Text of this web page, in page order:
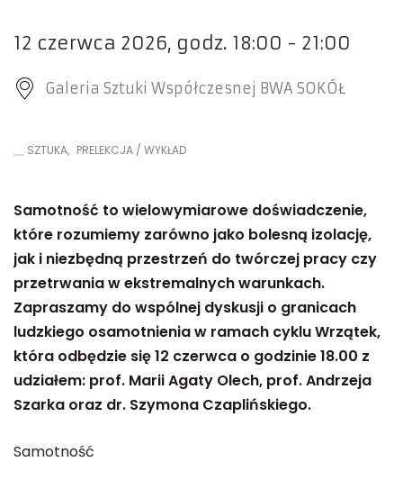
12 czerwca 2026, godz. 18:00 - 21:00
Galeria Sztuki Współczesnej BWA SOKÓŁ
SZTUKA PRELEKCJA / WYKŁAD
Samotność to wielowymiarowe doświadczenie,
które rozumiemy zarówno jako bolesną izolację,
jak i niezbędną przestrzeń do twórczej pracy czy
przetrwania w ekstremalnych warunkach.
Zapraszamy do wspólnej dyskusji o granicach
ludzkiego osamotnienia w ramach cyklu Wrzątek,
która odbędzie się 12 czerwca o godzinie 18.00 z
udziałem: prof. Marii Agaty Olech, prof. Andrzeja
Szarka oraz dr. Szymona Czaplińskiego.
Samotność